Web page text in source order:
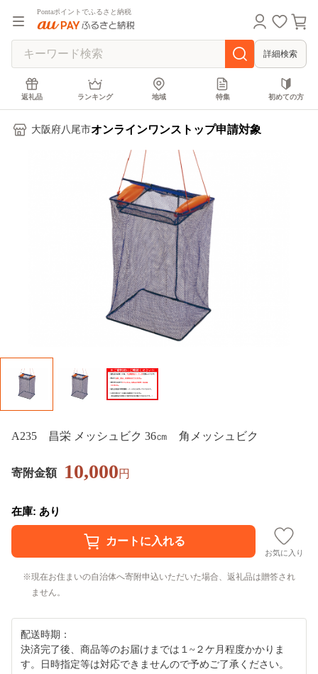
Pontaポイントでふるさと納税
詳細検索
返礼品 ランキング 地域 特集 初めての方
大阪府八尾市オンラインワンストップ申請対象
A235 昌栄 メッシュビク 36㎝ 角メッシュビク
寄附金額 10,000円
在庫: あり
お気に入り
現在お住まいの自治体へ寄附申込いただいた場合、返礼品は贈答され
ません。
配送時期：
決済完了後、商品等のお届けまでは１~２ケ月程度かかりま
す。日時指定等は対応できませんので予めご了承ください。